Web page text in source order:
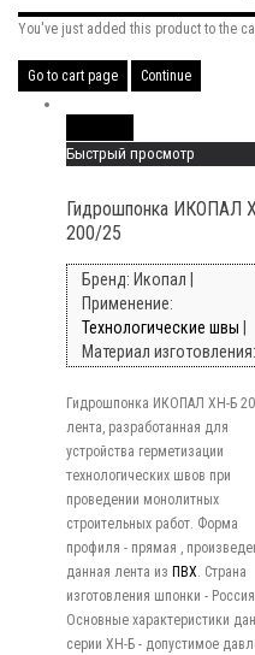
You've just added this product to the
Go to cart page Continue
Быстрый просмотр
Гидрошпонка ИКОПАЛ
200/25
Бренд: Икопал |
Применение:
Технологические швы
Материал изготовления:
Гидрошпонка ИКОПАЛ ХН-Б
лента, разработанная для
устройства герметизации
технологических швов при
проведении монолитных
строительных работ. Форма
профиля - прямая ,
данная лента из ПВХ. Страна
изготовления шпонки -
Основные характеристики
серии ХН-Б - допустимое